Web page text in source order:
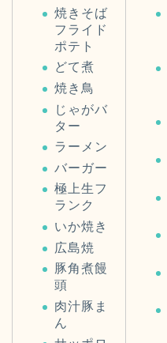
焼きそば
フライド
ポテト
どて煮
焼き鳥
じゃがバ
ター
ラーメン
バーガー
極上生フ
ランク
いか焼き
広島焼
豚角煮饅
頭
肉汁豚ま
ん